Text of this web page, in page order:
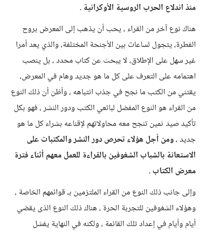
منذ اندلاع الحرب الروسية الأوكرانية .
هناك نوع آخر من القراء ، يحب أن يذهب إلى المعرض بروح
الفطرة، يتجول لساعات بين الأجنحة المختلفة، والذي يعد أمرا
غير سهل على الإطلاق، لا يبحث عن كتاب محدد ، بل ينصب
اهتمامه على التعرف على كل ما هو جديد وهام في المعرض،
يقتني من الكتب ما نجح في جذب انتباهه ، وأظن أن ذلك النوع
من القراء هو النوع المفضل لبائعي الكتب ودور النشر ، فهو بكل
تأكيد صيد ثمين تنجح معه محاولاتهم لإقناعه بشراء كل ما هو
جديد ،ومن أجل هؤلاء تحرص دور النشر والمكتبات على
الاستعانة بالشباب الشغوفين بالقراءة للعمل معهم أثناء فترة
معرض الكتاب .
وإلى جانب ذلك النوع من القراء الملتزمين بـ قوائمهم الخاصة ،
وهؤلاء الشغوفين للتجربة الحرة ، هناك ذلك النوع الذى يقضي
أيام وأيام في إعداد تلك القائمة ، ولكنه في النهاية يفشل